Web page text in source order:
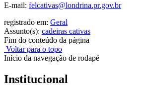
E-mail: felcativas@londrina.pr.gov.br
registrado em: Geral
Assunto(s): cadeiras cativas
Fim do conteúdo da página
Voltar para o topo
Início da navegação de rodapé
Institucional